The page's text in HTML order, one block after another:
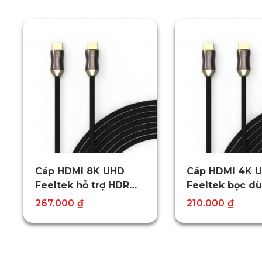
Cáp HDMI 8K UHD
Feeltek hỗ trợ HDR
Dolby Atmos 7.1
Giá
là:
267.000 ₫Giá
tại
Cáp HDMI 4K
Feeltek bọc
case kim loại
Giá
là:
210.000 ₫Giá
tại